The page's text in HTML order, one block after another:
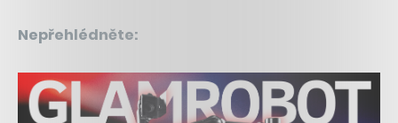
Nepřehlédněte: